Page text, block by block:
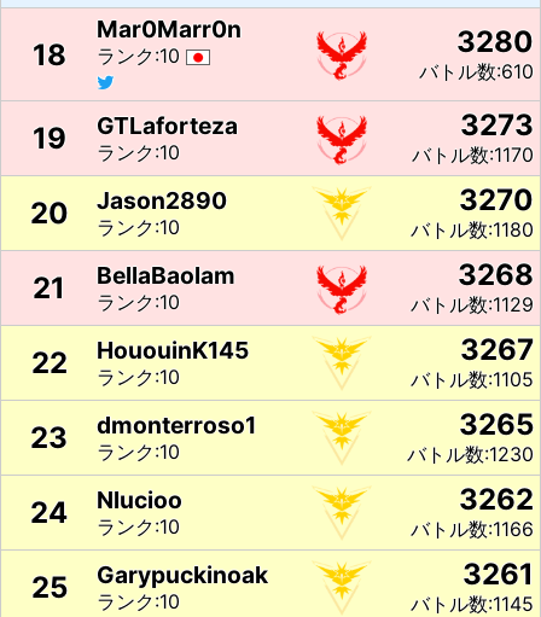
18
Mar0Marr0n
ランク:10 3280
バトル数:610
19 GTLaforteza
ランク:10
3273
バトル数:1170
20 Jason2890
ランク:10
3270
バトル数:1180
21 BellaBaolam
ランク:10
3268
バトル数:1129
22 HououinK145
ランク:10
3267
バトル数:1105
23 dmonterroso1
ランク:10
3265
バトル数:1230
24 Nlucioo
ランク:10
3262
バトル数:1166
25 Garypuckinoak
ランク:10
3261
バトル数:1145